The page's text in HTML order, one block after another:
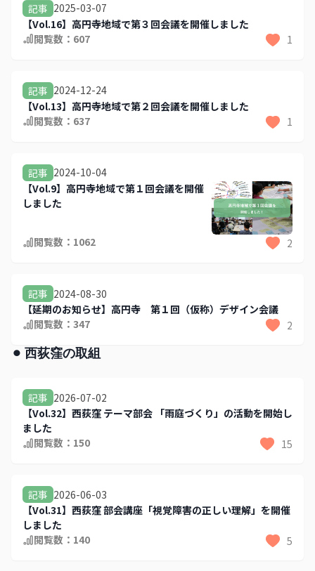
記事 2025-03-07
【Vol.16】高円寺地域で第３回会議を開催しました
閲覧数： 607 1
記事 2024-12-24
【Vol.13】高円寺地域で第２回会議を開催しました
閲覧数： 637 1
記事 2024-10-04
【Vol.9】高円寺地域で第１回会議を開催
しました
閲覧数： 1062 2
記事 2024-08-30
【延期のお知らせ】高円寺 第１回（仮称）デザイン会議
閲覧数： 347 2
⚫︎ 西荻窪の取組
記事 2026-07-02
【Vol.32】西荻窪 テーマ部会 「雨庭づくり」の活動を開始し
ました
閲覧数： 150 15
記事 2026-06-03
【Vol.31】西荻窪 部会講座「視覚障害の正しい理解」を開催
しました
閲覧数： 140 5